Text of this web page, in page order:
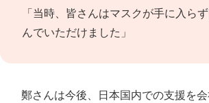
「当時、皆さんはマスクが手に入ら
んでいただけました」
鄭さんは今後、日本国内での支援を